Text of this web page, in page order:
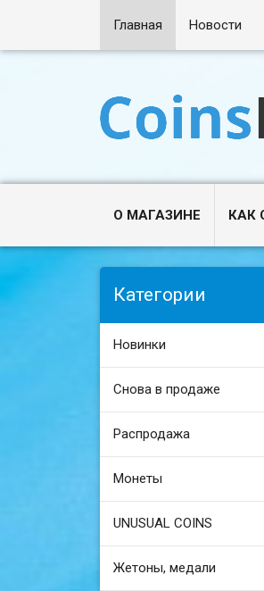
Главная Новости
О МАГАЗИНЕ КАК
Категории
Новинки
Снова в продаже
Распродажа
Монеты
UNUSUAL COINS
Жетоны, медали